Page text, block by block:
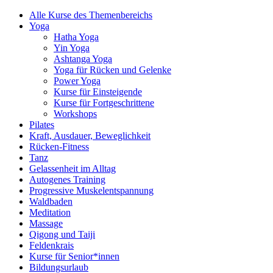
Alle Kurse des Themenbereichs
Yoga
Hatha Yoga
Yin Yoga
Ashtanga Yoga
Yoga für Rücken und Gelenke
Power Yoga
Kurse für Einsteigende
Kurse für Fortgeschrittene
Workshops
Pilates
Kraft, Ausdauer, Beweglichkeit
Rücken-Fitness
Tanz
Gelassenheit im Alltag
Autogenes Training
Progressive Muskelentspannung
Waldbaden
Meditation
Massage
Qigong und Taiji
Feldenkrais
Kurse für Senior*innen
Bildungsurlaub